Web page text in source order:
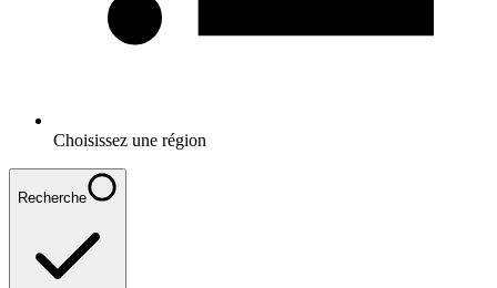
Choisissez une région
Recherche